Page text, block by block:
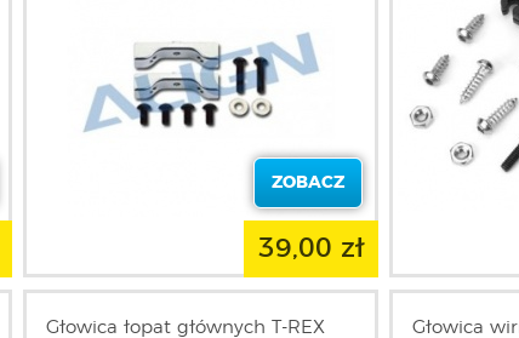
ZOBACZ
39,00 zł
Głowica łopat głównych T-REX
Głowica